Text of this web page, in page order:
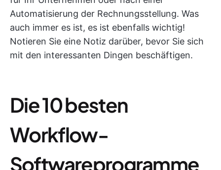
Automatisierung der Rechnungsstellung. Was
auch immer es ist, es ist ebenfalls wichtig!
Notieren Sie eine Notiz darüber, bevor Sie sich
mit den interessanten Dingen beschäftigen.
Die 10 besten
Workflow-
Softwareprogramme